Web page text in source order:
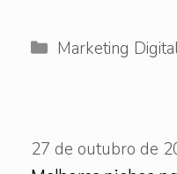
Categorias
Marketing
27 de outubro de